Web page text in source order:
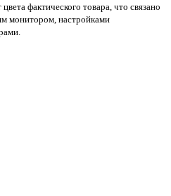
фактического товара, что связано
монитором, настройками